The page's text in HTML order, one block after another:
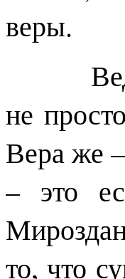
веры.
Ведь
не
Вера же
– это
то, что